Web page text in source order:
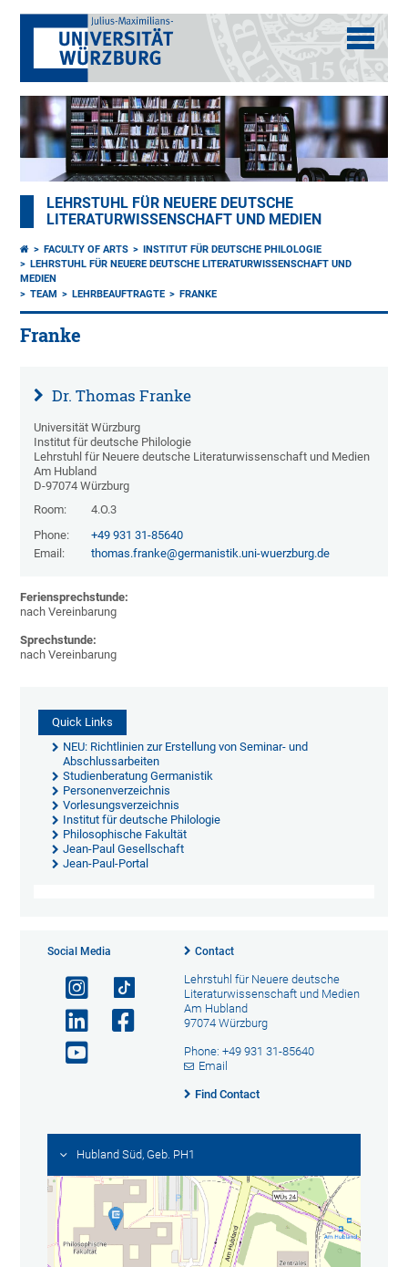
LEHRSTUHL FÜR NEUERE DEUTSCHE
LITERATURWISSENSCHAFT UND MEDIEN
FACULTY OF ARTS
INSTITUT FÜR DEUTSCHE PHILOLOGIE
LEHRSTUHL FÜR NEUERE DEUTSCHE LITERATURWISSENSCHAFT UND
MEDIEN
TEAM
LEHRBEAUFTRAGTE FRANKE
Franke
Dr. Thomas Franke
Universität Würzburg
Institut für deutsche Philologie
Lehrstuhl für Neuere deutsche Literaturwissenschaft und Medien
Am Hubland
D-97074 Würzburg
Room:
4.O.3
Phone:
+49 931 31-85640
Email:
thomas.franke@germanistik.uni-wuerzburg.de
Feriensprechstunde:
nach Vereinbarung
Sprechstunde:
nach Vereinbarung
Quick Links
NEU: Richtlinien zur Erstellung von Seminar- und
Abschlussarbeiten
Studienberatung Germanistik
Personenverzeichnis
Vorlesungsverzeichnis
Institut für deutsche Philologie
Philosophische Fakultät
Jean-Paul Gesellschaft
Jean-Paul-Portal
Social Media Contact
Lehrstuhl für Neuere deutsche
Literaturwissenschaft und Medien
Am Hubland
97074 Würzburg
Phone: +49 931 31-85640
Email
Find Contact
Hubland Süd, Geb. PH1